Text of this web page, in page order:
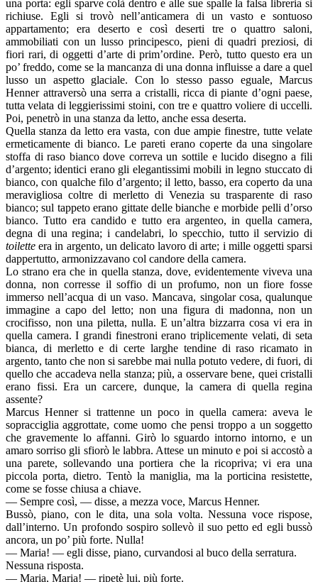
una porta: egli sparve colà dentro e alle sue spalle la falsa libreria si
richiuse. Egli si trovò nell’anticamera di un vasto e sontuoso
appartamento; era deserto e così deserti tre o quattro saloni,
ammobiliati con un lusso principesco, pieni di quadri preziosi, di
fiori rari, di oggetti d’arte di prim’ordine. Però, tutto questo era un
po’ freddo, come se la mancanza di una donna influisse a dare a quel
lusso un aspetto glaciale. Con lo stesso passo eguale, Marcus
Henner attraversò una serra a cristalli, ricca di piante d’ogni paese,
tutta velata di leggierissimi stoini, con tre e quattro voliere di uccelli.
Poi, penetrò in una stanza da letto, anche essa deserta.
Quella stanza da letto era vasta, con due ampie finestre, tutte velate
ermeticamente di bianco. Le pareti erano coperte da una singolare
stoffa di raso bianco dove correva un sottile e lucido disegno a fili
d’argento; identici erano gli elegantissimi mobili in legno stuccato di
bianco, con qualche filo d’argento; il letto, basso, era coperto da una
meravigliosa coltre di merletto di Venezia su trasparente di raso
bianco; sul tappeto erano gittate delle bianche e morbide pelli d’orso
bianco. Tutto era candido e tutto era argenteo, in quella camera,
degna di una regina; i candelabri, lo specchio, tutto il servizio di
toilette era in argento, un delicato lavoro di arte; i mille oggetti sparsi
dappertutto, armonizzavano col candore della camera.
Lo strano era che in quella stanza, dove, evidentemente viveva una
donna, non corresse il soffio di un profumo, non un fiore fosse
immerso nell’acqua di un vaso. Mancava, singolar cosa, qualunque
immagine a capo del letto; non una figura di madonna, non un
crocifisso, non una piletta, nulla. E un’altra bizzarra cosa vi era in
quella camera. I grandi finestroni erano triplicemente velati, di seta
bianca, di merletto e di certe larghe tendine di raso ricamato in
argento, tanto che non si sarebbe mai nulla potuto vedere, di fuori, di
quello che accadeva nella stanza; più, a osservare bene, quei cristalli
erano fissi. Era un carcere, dunque, la camera di quella regina
assente?
Marcus Henner si trattenne un poco in quella camera: aveva le
sopracciglia aggrottate, come uomo che pensi troppo a un soggetto
che gravemente lo affanni. Girò lo sguardo intorno intorno, e un
amaro sorriso gli sfiorò le labbra. Attese un minuto e poi si accostò a
una parete, sollevando una portiera che la ricopriva; vi era una
piccola porta, dietro. Tentò la maniglia, ma la porticina resistette,
come se fosse chiusa a chiave.
— Sempre così, — disse, a mezza voce, Marcus Henner.
Bussò, piano, con le dita, una sola volta. Nessuna voce rispose,
dall’interno. Un profondo sospiro sollevò il suo petto ed egli bussò
ancora, un po’ più forte. Nulla!
— Maria! — egli disse, piano, curvandosi al buco della serratura.
Nessuna risposta.
— Maria, Maria! — ripetè lui, più forte.